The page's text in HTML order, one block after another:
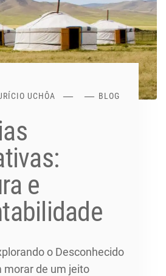
UCHÔA BLOG
e
o Desconhecido
morar de um jeito